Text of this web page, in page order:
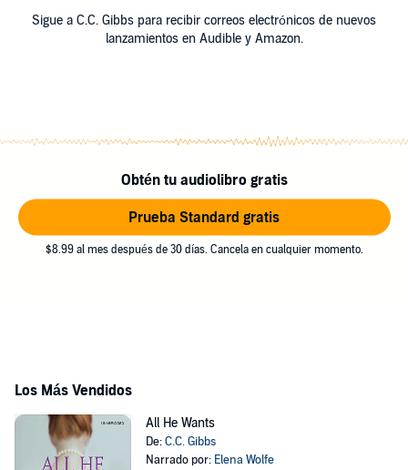
Sigue a C.C. Gibbs para recibir correos electrónicos de nuevos
lanzamientos en Audible y Amazon.
Obtén tu audiolibro gratis
Prueba Standard gratis
$8.99 al mes después de 30 días. Cancela en cualquier momento.
Los Más Vendidos
All He Wants
De:C.C. Gibbs
Narrado por: Elena Wolfe